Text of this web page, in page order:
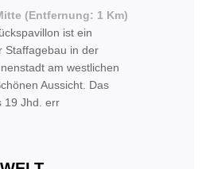
(Entfernung: 1 Km)
ist ein
Staffagebau in der
am westlichen
Aussicht. Das
19 Jhd. err